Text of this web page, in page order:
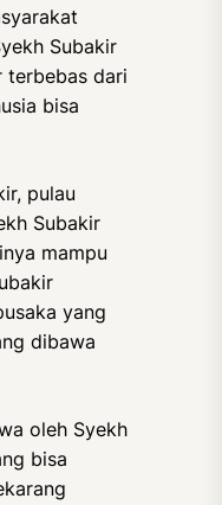
Subakir
terbebas dari
bisa
pulau
Subakir
mampu
yang
dibawa
oleh Syekh
bisa